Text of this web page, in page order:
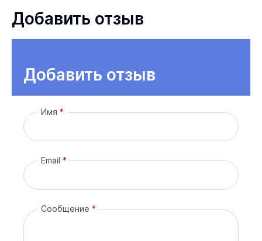
Добавить отзыв
Добавить отзыв
Имя
Email
Сообщение